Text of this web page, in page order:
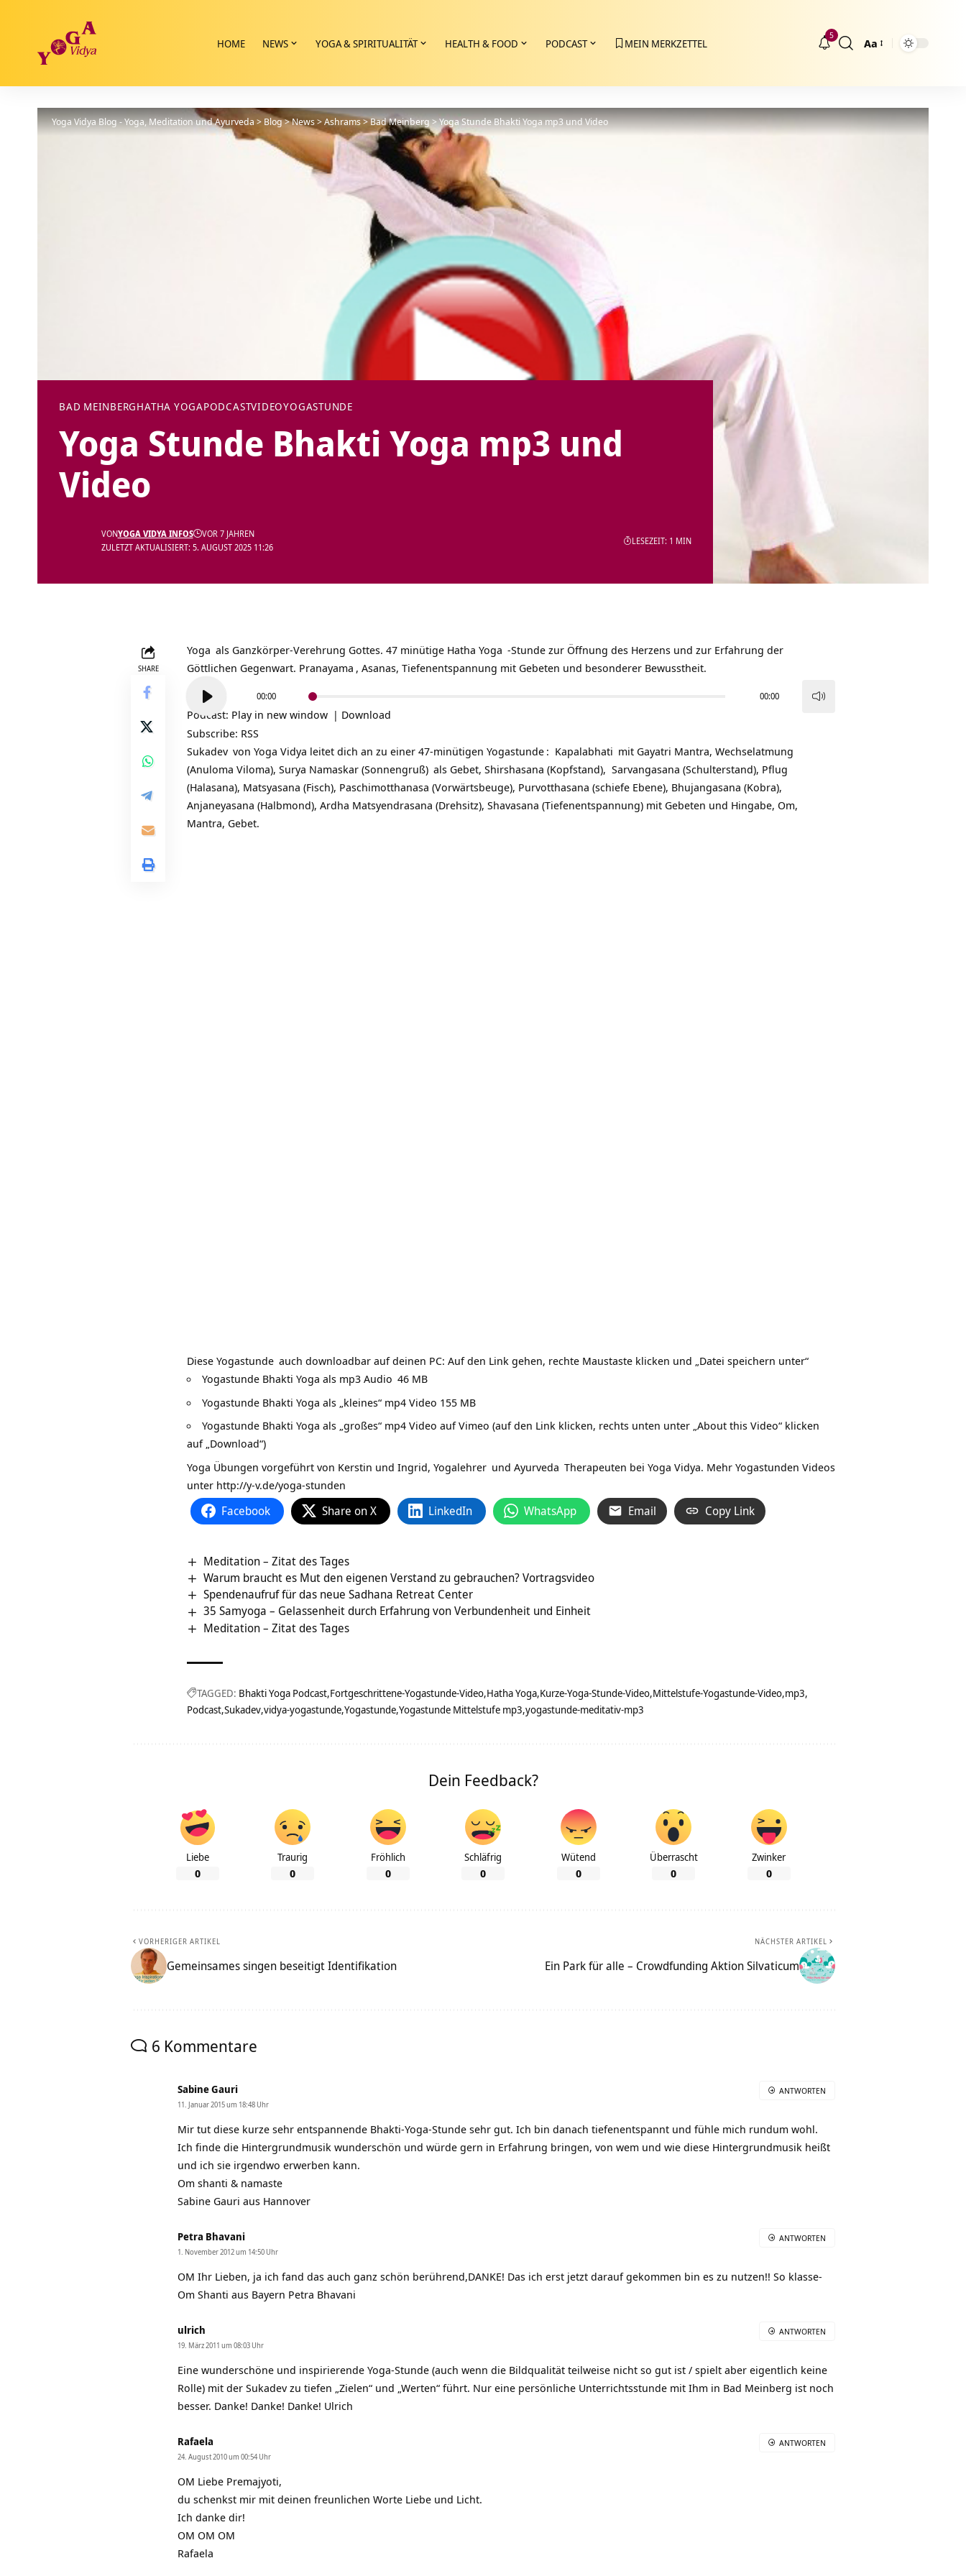
HOME NEWS YOGA & SPIRITUALITÄT HEALTH & FOOD PODCAST MEIN MERKZETTEL
5
Größenänderung
Aa
Yoga Vidya Blog - Yoga, Meditation und Ayurveda > Blog>News>Ashrams>Bad Meinberg>Yoga Stunde Bhakti Yoga mp3 und Video
BAD MEINBERGHATHA YOGAPODCASTVIDEOYOGASTUNDE
Yoga Stunde Bhakti Yoga mp3 und
Video
ZULETZT AKTUALISIERT: 5. AUGUST 2025 11:26
VONYOGA VIDYA INFOS VOR 7 JAHREN
LESEZEIT: 1 MIN
SHARE
Yoga als Ganzkörper-Verehrung Gottes. 47 minütige Hatha Yoga -Stunde zur Öffnung des Herzens und zur Erfahrung der
Göttlichen Gegenwart. Pranayama , Asanas, Tiefenentspannung mit Gebeten und besonderer Bewusstheit.
Player
00:00 00:00
Podcast: Play in new window | Download
Subscribe: RSS
Sukadev von Yoga Vidya leitet dich an zu einer 47-minütigen Yogastunde : Kapalabhati mit Gayatri Mantra, Wechselatmung
(Anuloma Viloma), Surya Namaskar (Sonnengruß) als Gebet, Shirshasana (Kopfstand), Sarvangasana (Schulterstand), Pflug
(Halasana), Matsyasana (Fisch), Paschimotthanasa (Vorwärtsbeuge), Purvotthasana (schiefe Ebene), Bhujangasana (Kobra),
Anjaneyasana (Halbmond), Ardha Matsyendrasana (Drehsitz), Shavasana (Tiefenentspannung) mit Gebeten und Hingabe, Om,
Mantra, Gebet.
Diese Yogastunde auch downloadbar auf deinen PC: Auf den Link gehen, rechte Maustaste klicken und „Datei speichern unter“
Yogastunde Bhakti Yoga als mp3 Audio 46 MB
Yogastunde Bhakti Yoga als „kleines“ mp4 Video 155 MB
Yogastunde Bhakti Yoga als „großes“ mp4 Video auf Vimeo (auf den Link klicken, rechts unten unter „About this Video“ klicken
auf „Download“)
Yoga Übungen vorgeführt von Kerstin und Ingrid, Yogalehrer und Ayurveda Therapeuten bei Yoga Vidya. Mehr Yogastunden Videos
unter http://y-v.de/yoga-stunden
Facebook Share on X LinkedIn WhatsApp Email Copy Link
Meditation – Zitat des Tages
Warum braucht es Mut den eigenen Verstand zu gebrauchen? Vortragsvideo
Spendenaufruf für das neue Sadhana Retreat Center
35 Samyoga – Gelassenheit durch Erfahrung von Verbundenheit und Einheit
Meditation – Zitat des Tages
TAGGED: Bhakti Yoga Podcast Fortgeschrittene-Yogastunde-Video Hatha Yoga Kurze-Yoga-Stunde-Video Mittelstufe-Yogastunde-Video mp3
Podcast Sukadev vidya-yogastunde Yogastunde Yogastunde Mittelstufe mp3 yogastunde-meditativ-mp3
Dein Feedback?
Liebe
0
Traurig
0
Fröhlich
0
Schläfrig
0
Wütend
0
Überrascht
0
Zwinker
0
VORHERIGER ARTIKEL
Gemeinsames singen beseitigt Identifikation
NÄCHSTER ARTIKEL
Ein Park für alle – Crowdfunding Aktion Silvaticum
6 Kommentare
Sabine Gauri
11. Januar 2015 um 18:48 Uhr
Mir tut diese kurze sehr entspannende Bhakti-Yoga-Stunde sehr gut. Ich bin danach tiefenentspannt und fühle mich rundum wohl.
Ich finde die Hintergrundmusik wunderschön und würde gern in Erfahrung bringen, von wem und wie diese Hintergrundmusik heißt
und ich sie irgendwo erwerben kann.
Om shanti & namaste
Sabine Gauri aus Hannover
ANTWORTEN
Petra Bhavani
1. November 2012 um 14:50 Uhr
OM Ihr Lieben, ja ich fand das auch ganz schön berührend,DANKE! Das ich erst jetzt darauf gekommen bin es zu nutzen!! So klasse-
Om Shanti aus Bayern Petra Bhavani
ANTWORTEN
ulrich
19. März 2011 um 08:03 Uhr
Eine wunderschöne und inspirierende Yoga-Stunde (auch wenn die Bildqualität teilweise nicht so gut ist / spielt aber eigentlich keine
Rolle) mit der Sukadev zu tiefen „Zielen“ und „Werten“ führt. Nur eine persönliche Unterrichtsstunde mit Ihm in Bad Meinberg ist noch
besser. Danke! Danke! Danke! Ulrich
ANTWORTEN
Rafaela
24. August 2010 um 00:54 Uhr
OM Liebe Premajyoti,
du schenkst mir mit deinen freunlichen Worte Liebe und Licht.
Ich danke dir!
OM OM OM
Rafaela
ANTWORTEN